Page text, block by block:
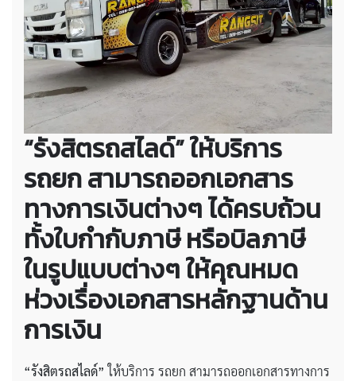
“รังสิตรถสไลด์” ให้บริการ
รถยก สามารถออกเอกสาร
ทางการเงินต่างๆ ได้ครบถ้วน
ทั้งใบกำกับภาษี หรือบิลภาษี
ในรูปแบบต่างๆ ให้คุณหมด
ห่วงเรื่องเอกสารหลักฐานด้าน
การเงิน
“รังสิตรถสไลด์” ให้บริการ รถยก สามารถออกเอกสารทางการ